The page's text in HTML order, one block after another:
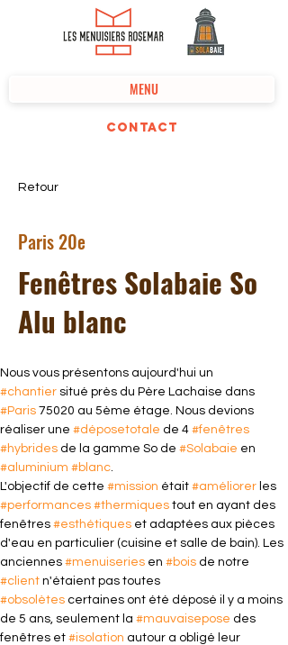
Contact
MENU
Retour
Paris 20e
Fenêtres Solabaie So
Alu blanc
Nous vous présentons aujourd'hui un
#chantier situé près du Père Lachaise dans
#Paris 75020 au 5ème étage. Nous devions
réaliser une #déposetotale de 4 #fenêtres
#hybrides de la gamme So de #Solabaie en
#aluminium #blanc.
L'objectif de cette #mission était #améliorer les
#performances #thermiques tout en ayant des
fenêtres #esthétiques et adaptées aux pièces
d'eau en particulier (cuisine et salle de bain). Les
anciennes #menuiseries en #bois de notre
#client n'étaient pas toutes
#obsolètes certaines ont été déposé il y a moins
de 5 ans, seulement la #mauvaisepose des
fenêtres et #isolation autour a obligé leur